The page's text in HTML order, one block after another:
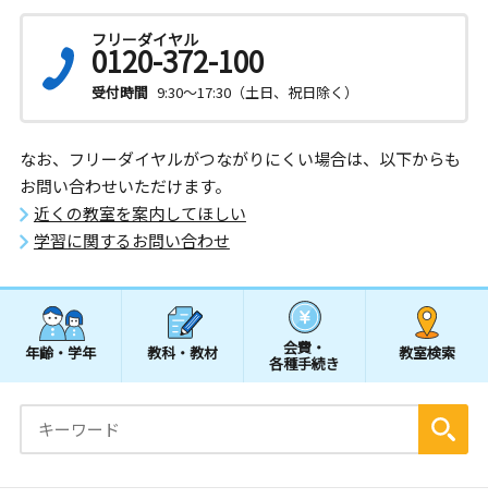
フリーダイヤル
0120-372-100
受付時間 9:30～17:30（土日、祝日除く）
なお、フリーダイヤルがつながりにくい場合は、以下からも
お問い合わせいただけます。
近くの教室を案内してほしい
学習に関するお問い合わせ
年齢・学年 教科・教材 会費・
各種手続き
教室検索